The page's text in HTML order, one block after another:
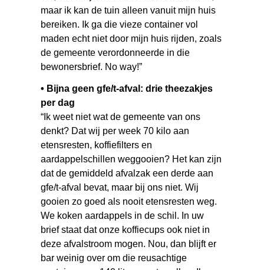
maar ik kan de tuin alleen vanuit mijn huis
bereiken. Ik ga die vieze container vol
maden echt niet door mijn huis rijden, zoals
de gemeente verordonneerde in die
bewonersbrief. No way!”
• Bijna geen gfe/t-afval: drie theezakjes
per dag
“Ik weet niet wat de gemeente van ons
denkt? Dat wij per week 70 kilo aan
etensresten, koffiefilters en
aardappelschillen weggooien? Het kan zijn
dat de gemiddeld afvalzak een derde aan
gfe/t-afval bevat, maar bij ons niet. Wij
gooien zo goed als nooit etensresten weg.
We koken aardappels in de schil. In uw
brief staat dat onze koffiecups ook niet in
deze afvalstroom mogen. Nou, dan blijft er
bar weinig over om die reusachtige